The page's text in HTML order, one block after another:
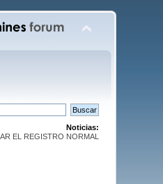
Noticias:
EL REGISTRO NORMAL